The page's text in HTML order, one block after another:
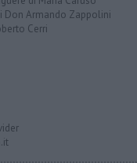
Don Armando Zappolini
Cerri